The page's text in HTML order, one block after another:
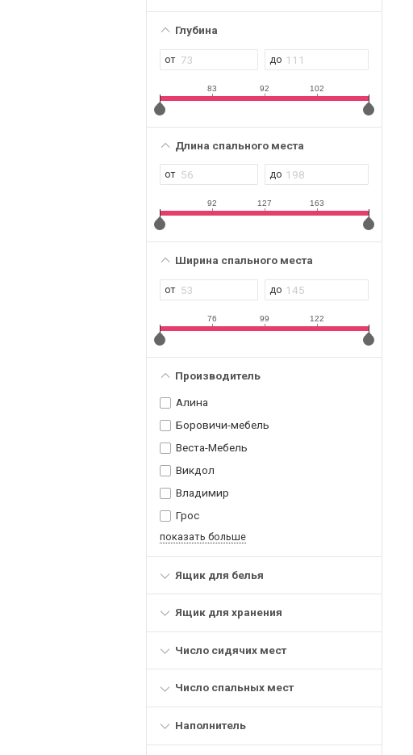
Глубина
83 92 102
Длина спального места
92 127 163
Ширина спального места
76 99 122
Производитель
Алина
Боровичи-мебель
Веста-Мебель
Викдол
Владимир
Грос
показать больше
Ящик для белья
Ящик для хранения
Число сидячих мест
Число спальных мест
Наполнитель